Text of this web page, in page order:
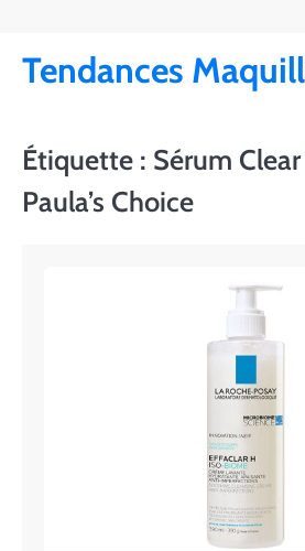
content
Tendances
Étiquette : Sérum
Paula’s Choice